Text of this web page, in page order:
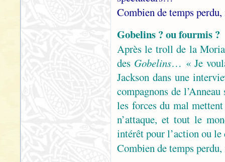
Combien de temps
Gobelins ? ou fourmis ?
Après le troll de la
des Gobelins… « Je
Jackson dans une
compagnons de
les forces du mal
n’attaque, et tout le
intérêt pour l’action ou
Combien de temps